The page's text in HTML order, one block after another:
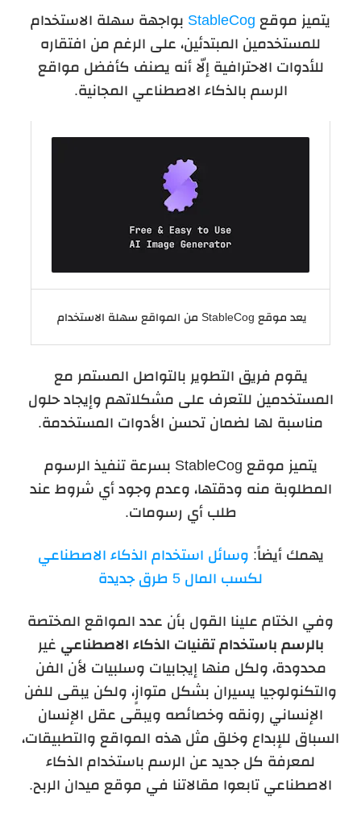
يتميز موقع StableCog بواجهة سهلة الاستخدام
للمستخدمين المبتدئين، على الرغم من افتقاره
للأدوات الاحترافية إلّا أنه يصنف كأفضل مواقع
الرسم بالذكاء الاصطناعي المجانية.
يعد موقع StableCog من المواقع سهلة الاستخدام
يقوم فريق التطوير بالتواصل المستمر مع
المستخدمين للتعرف على مشكلاتهم وإيجاد حلول
مناسبة لها لضمان تحسن الأدوات المستخدمة.
يتميز موقع StableCog بسرعة تنفيذ الرسوم
المطلوبة منه ودقتها، وعدم وجود أي شروط عند
طلب أي رسومات.
يهمك أيضاً: وسائل استخدام الذكاء الاصطناعي
لكسب المال 5 طرق جديدة
وفي الختام علينا القول بأن عدد المواقع المختصة
بالرسم باستخدام تقنيات الذكاء الاصطناعي غير
محدودة، ولكل منها إيجابيات وسلبيات لأن الفن
والتكنولوجيا يسيران بشكل متوازٍ، ولكن يبقى للفن
الإنساني رونقه وخصائصه ويبقى عقل الإنسان
السباق للإبداع وخلق مثل هذه المواقع والتطبيقات،
لمعرفة كل جديد عن الرسم باستخدام الذكاء
الاصطناعي تابعوا مقالاتنا في موقع ميدان الربح.